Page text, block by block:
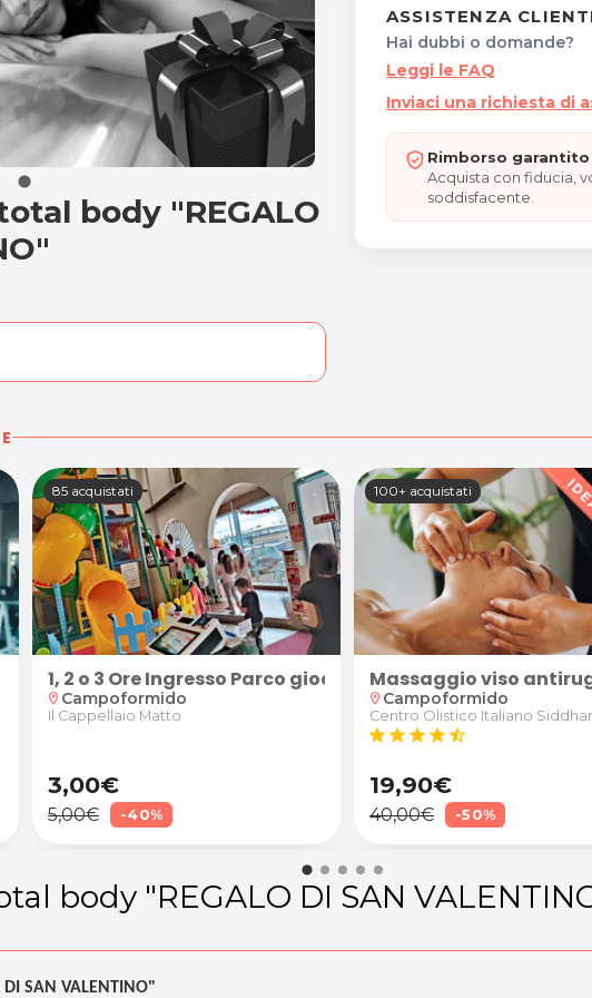
total body "REGALO DI SAN
body "REGALO
ASSISTENZA
Hai dubbi o domande?
Leggi le FAQ
Inviaci una richiesta di
Rimborso
Acquista con fiducia,
soddisfacente.
85 acquistati
1, 2 o 3 Ore Ingresso Parco giochi con animatrici per 1
location_on Campoformido
Il Cappellaio Matto
3,00€
5,00€ -40%
100+ acquistati
Massaggio viso
location_on Campoformido
Centro Olistico Italiano
star star star star star_half
19,90€
40,00€ -50%
body "REGALO DI SAN
SAN VALENTINO"